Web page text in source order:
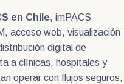
en Chile, imPACS
acceso web, visualización
digital de
a clínicas, hospitales y
operar con flujos seguros,